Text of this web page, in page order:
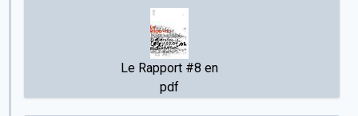
Le Rapport #8 en
pdf